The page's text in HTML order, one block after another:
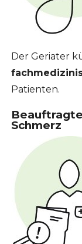
Der Geriater
Patienten.
Schmerz